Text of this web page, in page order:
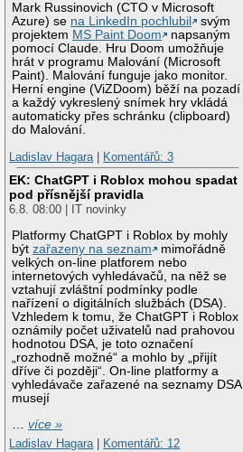
Mark Russinovich (CTO v Microsoft
Azure) se na LinkedIn pochlubil
svým
projektem MS Paint Doom
napsaným
pomocí Claude. Hru Doom umožňuje
hrát v programu Malování (Microsoft
Paint). Malování funguje jako monitor.
Herní engine (ViZDoom) běží na pozadí
a každý vykreslený snímek hry vkládá
automaticky přes schránku (clipboard)
do Malování.
Ladislav Hagara
Komentářů: 3
EK: ChatGPT i Roblox mohou spadat
pod přísnější pravidla
6.8. 08:00 | IT novinky
Platformy ChatGPT i Roblox by mohly
býtzařazeny na seznam
mimořádně
velkých on-line platforem nebo
internetových vyhledávačů, na něž se
vztahují zvláštní podmínky podle
nařízení o digitálních službách (DSA).
Vzhledem k tomu, že ChatGPT i Roblox
oznámily počet uživatelů nad prahovou
hodnotou DSA, je toto označení
„rozhodně možné“ a mohlo by „přijít
dříve či později“. On-line platformy a
vyhledávače zařazené na seznamy DSA
musejí
…více »
Ladislav Hagara| Komentářů: 12